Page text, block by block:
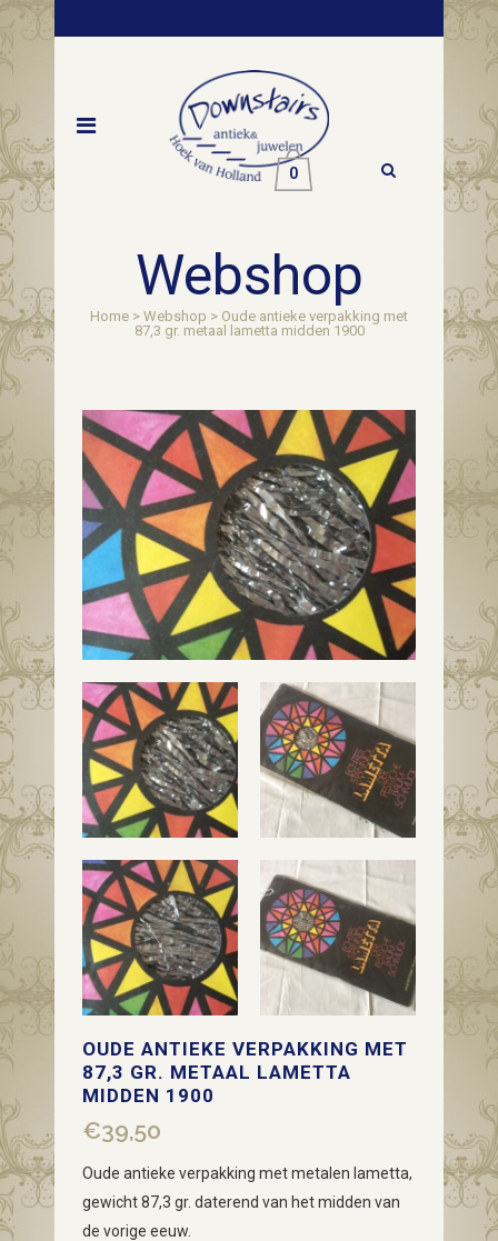
0
Webshop
Home > Webshop > Oude antieke verpakking met
87,3 gr. metaal lametta midden 1900
OUDE ANTIEKE VERPAKKING MET
87,3 GR. METAAL LAMETTA
MIDDEN 1900
€39,50
Oude antieke verpakking met metalen lametta,
gewicht 87,3 gr. daterend van het midden van
de vorige eeuw.